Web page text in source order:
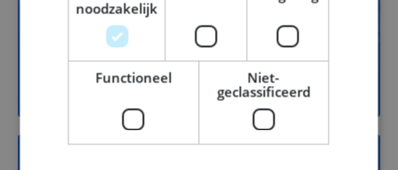
Jachtbouw
noodzakelijk
Functioneel
Niet-
geclassificeerd